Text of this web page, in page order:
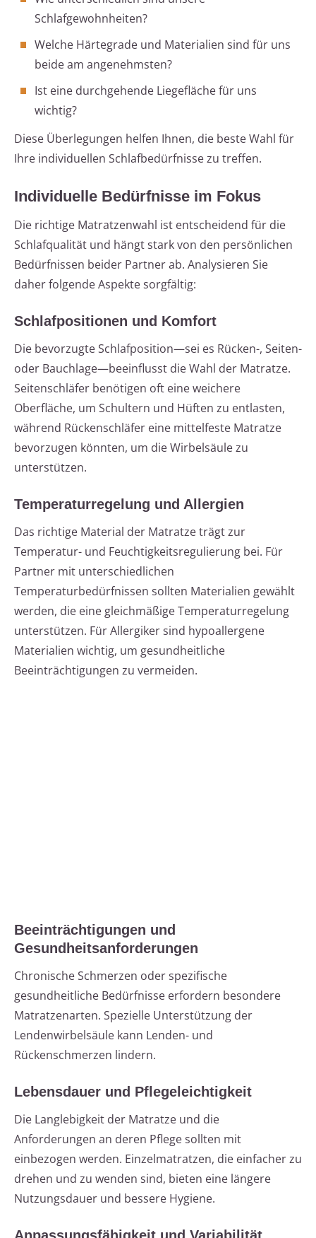
Schlafgewohnheiten?
Welche Härtegrade und Materialien sind für uns
beide am angenehmsten?
Ist eine durchgehende Liegefläche für uns
wichtig?
Diese Überlegungen helfen Ihnen, die beste Wahl für
Ihre individuellen Schlafbedürfnisse zu treffen.
Individuelle Bedürfnisse im Fokus
Die richtige Matratzenwahl ist entscheidend für die
Schlafqualität und hängt stark von den persönlichen
Bedürfnissen beider Partner ab. Analysieren Sie
daher folgende Aspekte sorgfältig:
Schlafpositionen und Komfort
Die bevorzugte Schlafposition—sei es Rücken-, Seiten-
oder Bauchlage—beeinflusst die Wahl der Matratze.
Seitenschläfer benötigen oft eine weichere
Oberfläche, um Schultern und Hüften zu entlasten,
während Rückenschläfer eine mittelfeste Matratze
bevorzugen könnten, um die Wirbelsäule zu
unterstützen.
Temperaturregelung und Allergien
Das richtige Material der Matratze trägt zur
Temperatur- und Feuchtigkeitsregulierung bei. Für
Partner mit unterschiedlichen
Temperaturbedürfnissen sollten Materialien gewählt
werden, die eine gleichmäßige Temperaturregelung
unterstützen. Für Allergiker sind hypoallergene
Materialien wichtig, um gesundheitliche
Beeinträchtigungen zu vermeiden.
Beeinträchtigungen und
Gesundheitsanforderungen
Chronische Schmerzen oder spezifische
gesundheitliche Bedürfnisse erfordern besondere
Matratzenarten. Spezielle Unterstützung der
Lendenwirbelsäule kann Lenden- und
Rückenschmerzen lindern.
Lebensdauer und Pflegeleichtigkeit
Die Langlebigkeit der Matratze und die
Anforderungen an deren Pflege sollten mit
einbezogen werden. Einzelmatratzen, die einfacher zu
drehen und zu wenden sind, bieten eine längere
Nutzungsdauer und bessere Hygiene.